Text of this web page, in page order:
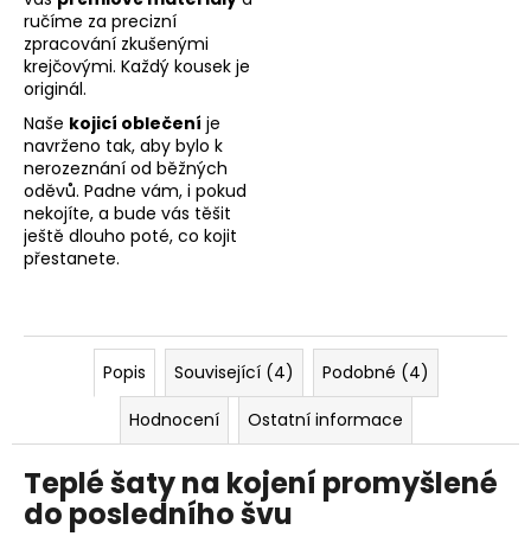
ručíme za precizní
zpracování zkušenými
krejčovými. Každý kousek je
originál.
Naše kojicí oblečení je
navrženo tak, aby bylo k
nerozeznání od běžných
oděvů. Padne vám, i pokud
nekojíte, a bude vás těšit
ještě dlouho poté, co kojit
přestanete.
Popis Související (4)
Podobné (4)
Hodnocení
Ostatní informace
Teplé šaty na kojení promyšlené
do posledního švu